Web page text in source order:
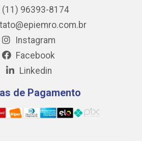
(11) 96393-8174
Instagram
Facebook
Linkedin
de Pagamento